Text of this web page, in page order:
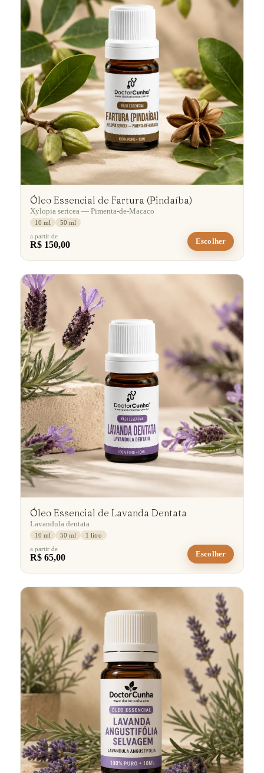
Óleo Essencial de Fartura (Pindaíba)
Xylopia sericea — Pimenta-de-Macaco
10 ml
50 ml
a partir de
R$ 150,00 Escolher
Óleo Essencial de Lavanda Dentata
Lavandula dentata
10 ml 50 ml
1 litro
a partir de
R$ 65,00 Escolher